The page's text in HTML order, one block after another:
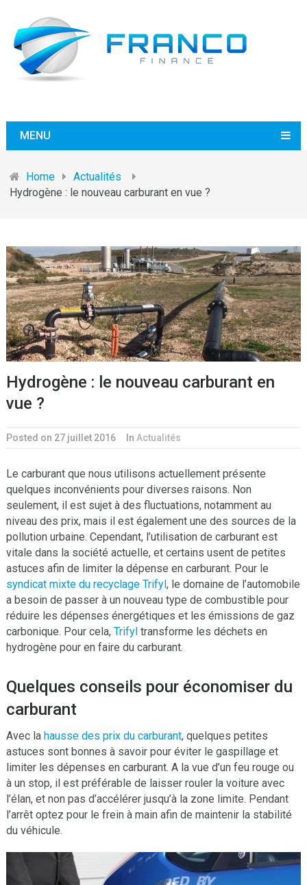
MENU
Home
Actualités
Hydrogène : le nouveau carburant en vue ?
Hydrogène : le nouveau carburant en
vue ?
Posted on 27 juillet 2016 In Actualités
Le carburant que nous utilisons actuellement présente
quelques inconvénients pour diverses raisons. Non
seulement, il est sujet à des fluctuations, notamment au
niveau des prix, mais il est également une des sources de la
pollution urbaine. Cependant, l’utilisation de carburant est
vitale dans la société actuelle, et certains usent de petites
astuces afin de limiter la dépense en carburant. Pour le
syndicat mixte du recyclage Trifyl, le domaine de l’automobile
a besoin de passer à un nouveau type de combustible pour
réduire les dépenses énergétiques et les émissions de gaz
carbonique. Pour cela, Trifyltransforme les déchets en
hydrogène pour en faire du carburant.
Quelques conseils pour économiser du
carburant
Avec la hausse des prix du carburant, quelques petites
astuces sont bonnes à savoir pour éviter le gaspillage et
limiter les dépenses en carburant. A la vue d’un feu rouge ou
à un stop, il est préférable de laisser rouler la voiture avec
l’élan, et non pas d’accélérer jusqu’à la zone limite. Pendant
l’arrêt optez pour le frein à main afin de maintenir la stabilité
du véhicule.